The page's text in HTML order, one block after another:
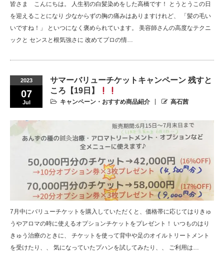
皆さま こんにちは。 人生初の白髪染めをした高橋です！ とうとうこの日
を迎えることになり 少なからずの胸の痛みはありますけれど、 「髪の毛い
いですね！」 といつになく褒められています。 美容師さんの高度なテクニ
ックと センスと根気強さに 改めてプロの情…
2023
07
Jul
サマーバリューチケットキャンペーン 残すと
ころ【19日】
キャンペーン・おすすめ商品紹介 高石茜
7月中にバリューチケットを購入していただくと、価格帯に応じてはりきゅ
うやアロマの時に使えるオプションチケットをプレゼント！ いつものはり
きゅう治療のときに、 チケットを使って背中や足のオイルトリートメント
を受けたり、、 気になっていたプハンを試してみたり、、 ご利用は…